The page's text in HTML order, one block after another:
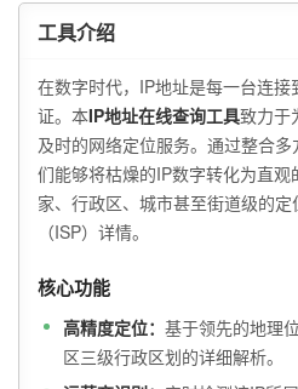
工具介绍
在数字时代，IP地址是每一台连
证。本IP地址在线查询工具致力于
及时的网络定位服务。通过整合
们能够将枯燥的IP数字转化为直
家、行政区、城市甚至街道级的
（ISP）详情。
核心功能
高精度定位： 基于领先的地理
区三级行政区划的详细解析。